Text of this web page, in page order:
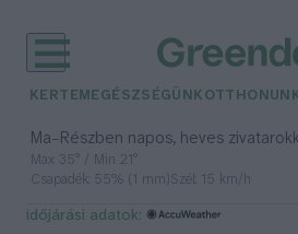
KERTEM EGÉSZSÉGÜNK
Ma– Részben napos, heves
Max 35° / Min 21°
Csapadék: 55% (1 mm)Szél: 15 km/h
időjárási adatok: